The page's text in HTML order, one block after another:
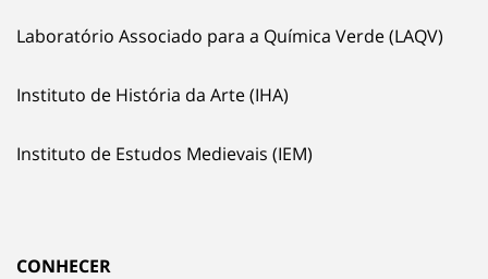
Laboratório Associado para a Química Verde (LAQV)
Instituto de História da Arte (IHA)
Instituto de Estudos Medievais (IEM)
CONHECER